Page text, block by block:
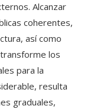
Alcanzar
coherentes,
así como
los
para la
resulta
graduales,